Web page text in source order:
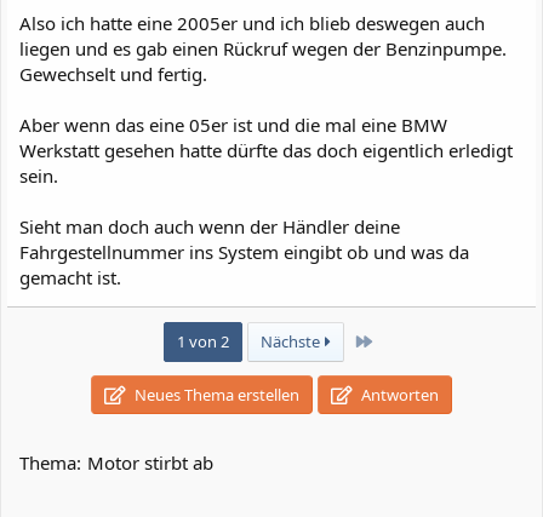
Also ich hatte eine 2005er und ich blieb deswegen auch
liegen und es gab einen Rückruf wegen der Benzinpumpe.
Gewechselt und fertig.
Aber wenn das eine 05er ist und die mal eine BMW
Werkstatt gesehen hatte dürfte das doch eigentlich erledigt
sein.
Sieht man doch auch wenn der Händler deine
Fahrgestellnummer ins System eingibt ob und was da
gemacht ist.
1 von 2 Nächste Letzte
Neues Thema erstellen Antworten
Thema: Motor stirbt ab